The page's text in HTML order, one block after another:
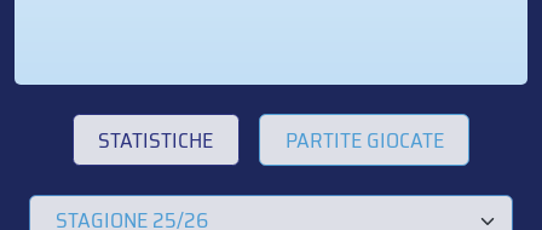
STATISTICHE PARTITE GIOCATE